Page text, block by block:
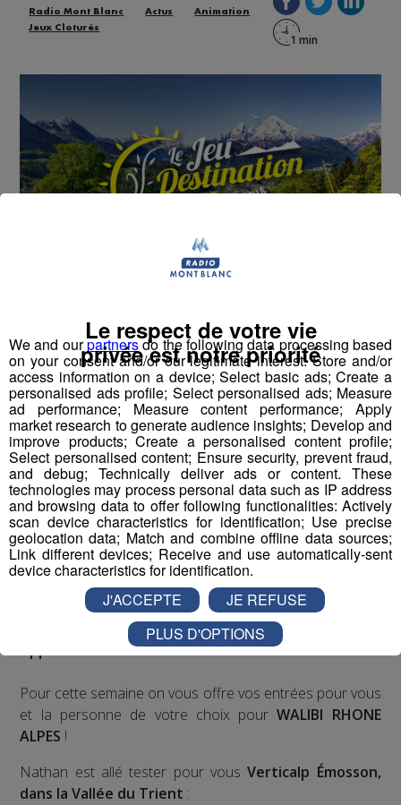
Radio Mont Blanc Actus
Animation
Jeux Cloturés
Cet été, Radio Mont Blanc s'occupe de toutes vos
sorties en famille, avec le grand jeu des vacances :
Déstination été !
Deux rendez-vous par jour, à 8h45 et 17h45 sur
Radio Mont Blanc !
Déstination été ! Une question...une destination !
Nous vous poserons une question, a vous de faire le
bon choix entre les 3 réponses pour repartir avec vos
entrées pour un maximum d'activités dans la région !
Inscription par téléphone toute la journée pour
participer aux 2 tirages au sort par jour à 8h45 et 17h45.
Appelez le standard au 04 50 58 24 09
Pour cette semaine on vous offre vos entrées pour vous
et la personne de votre choix pourWALIBI RHONE
ALPES !
Nathan est allé tester pour vousVerticalp Émosson,
dans la Vallée du Trient :
We and ourpartnersdo the following data processing based
on your consent and/or our legitimate interest: Store and/or
access information on a device; Select basic ads; Create a
personalised ads profile; Select personalised ads; Measure
ad performance; Measure content performance; Apply
market research to generate audience insights; Develop and
improve products; Create a personalised content profile;
Select personalised content; Ensure security, prevent fraud,
and debug; Technically deliver ads or content. These
technologies may process personal data such as IP address
and browsing data to offer following functionalities: Actively
scan device characteristics for identification; Use precise
geolocation data; Match and combine offline data sources;
Link different devices; Receive and use automatically-sent
device characteristics for identification.
Le respect de votre vie
privée est notre priorité
J'ACCEPTE
JE REFUSE
PLUS D'OPTIONS